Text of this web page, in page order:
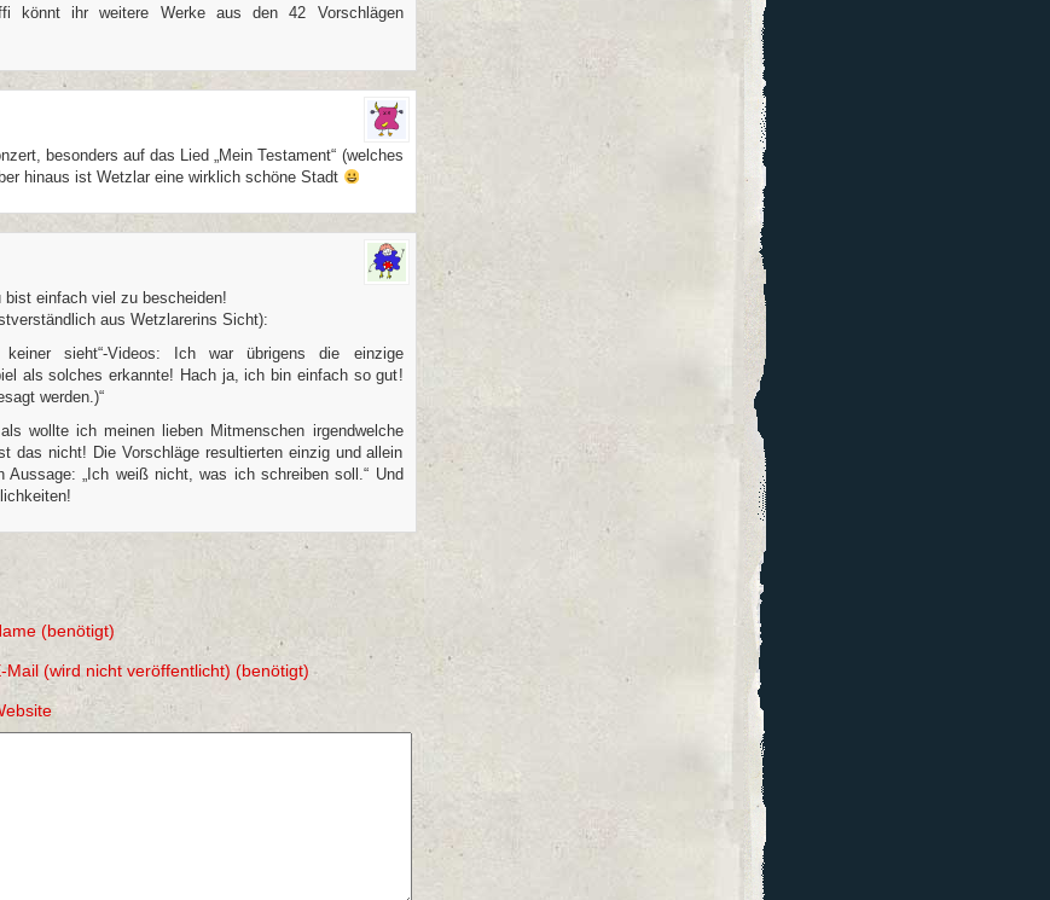
könnt ihr weitere Werke aus den 42 Vorschlägen
besonders auf das Lied „Mein Testament“ (welches
hinaus ist Wetzlar eine wirklich schöne Stadt
einfach viel zu bescheiden!
aus Wetzlarerins Sicht):
keiner sieht“-Videos: Ich war übrigens die einzige
als solches erkannte! Hach ja, ich bin einfach so gut!
werden.)“
wollte ich meinen lieben Mitmenschen irgendwelche
das nicht! Die Vorschläge resultierten einzig und allein
Aussage: „Ich weiß nicht, was ich schreiben soll.“ Und
(benötigt)
Mail (wird nicht veröffentlicht) (benötigt)